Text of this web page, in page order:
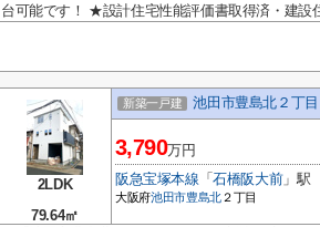
台可能です！ ★設計住宅性能評価書取得済・建設
2LDK
79.64㎡
新築一戸建 池田市豊島北２丁
3,790万円
阪急宝塚本線 「石橋阪大前」駅
大阪府池田市豊島北２丁目